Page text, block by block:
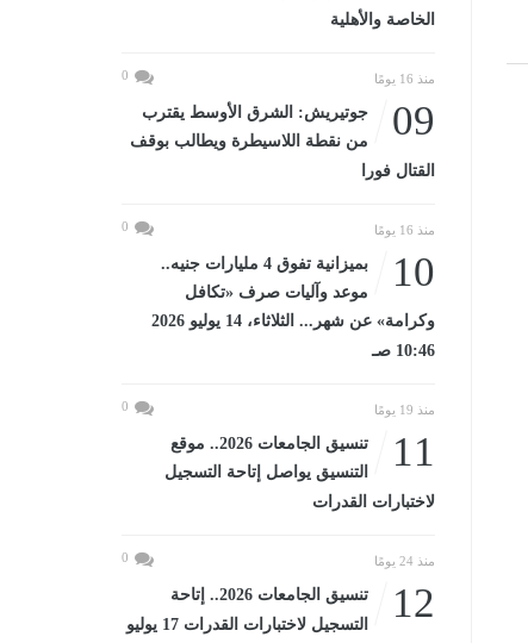
الخاصة والأهلية
منذ 16 يومًا 0
09
جوتيريش: الشرق الأوسط يقترب
من نقطة اللاسيطرة ويطالب بوقف
القتال فورا
منذ 16 يومًا 0
10
بميزانية تفوق 4 مليارات جنيه..
موعد وآليات صرف «تكافل
وكرامة» عن شهر... الثلاثاء، 14 يوليو 2026
10:46 صـ
منذ 19 يومًا 0
11
تنسيق الجامعات 2026.. موقع
التنسيق يواصل إتاحة التسجيل
لاختبارات القدرات
منذ 24 يومًا 0
12
تنسيق الجامعات 2026.. إتاحة
التسجيل لاختبارات القدرات 17 يوليو